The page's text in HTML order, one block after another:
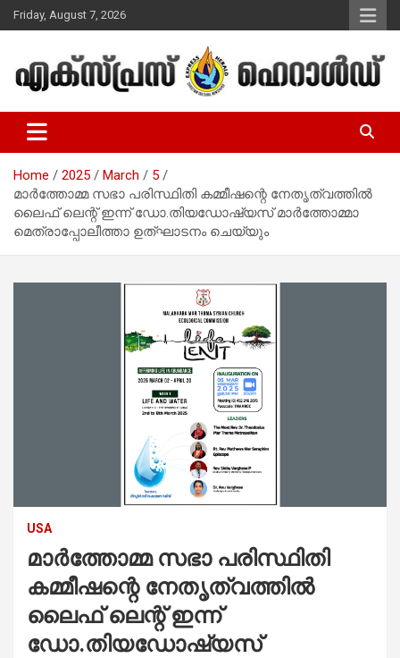
Skip
to
Friday, August 7, 2026
Express Herald – Malayalam
Christian News
Home 2025 March
5
മാർത്തോമ്മ സഭാ പരിസ്ഥിതി കമ്മീഷന്റെ നേതൃത്വത്തിൽ
ലൈഫ് ലെന്റ് ഇന്ന് ഡോ.തിയഡോഷ്യസ് മാർത്തോമ്മാ
മെത്രാപ്പോലീത്താ ഉത്ഘാടനം ചെയ്യും
USA
മാർത്തോമ്മ സഭാ പരിസ്ഥിതി
കമ്മീഷന്റെ നേതൃത്വത്തിൽ
ലൈഫ് ലെന്റ് ഇന്ന്
ഡോ.തിയഡോഷ്യസ്